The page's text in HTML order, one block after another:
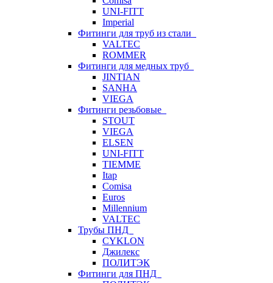
UNI-FITT
Imperial
Фитинги для труб из стали
VALTEC
ROMMER
Фитинги для медных труб
JINTIAN
SANHA
VIEGA
Фитинги резьбовые
STOUT
VIEGA
ELSEN
UNI-FITT
TIEMME
Itap
Comisa
Euros
Millennium
VALTEC
Трубы ПНД
CYKLON
Джилекс
ПОЛИТЭК
Фитинги для ПНД